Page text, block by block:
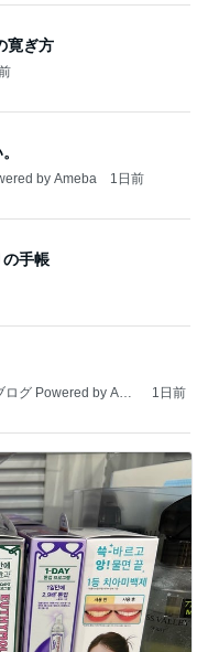
寛ぎ方
by Ameba 1日前
手帳
グ Powered by Ame
1日前